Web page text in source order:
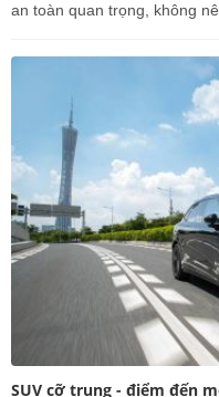
an toàn quan trọng, không
SUV cỡ trung - điểm đến